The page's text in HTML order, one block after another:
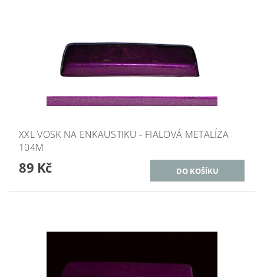
XXL VOSK NA ENKAUSTIKU - FIALOVÁ METALÍZA
104M
89 Kč